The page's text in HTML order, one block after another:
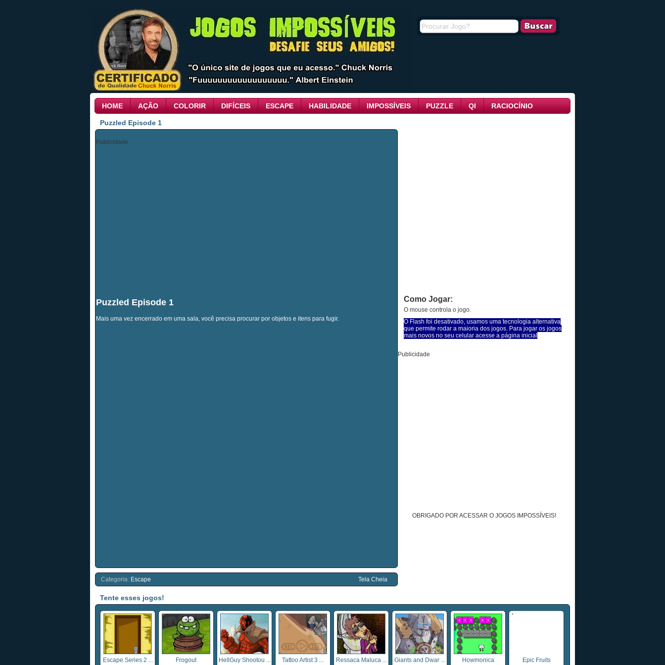
HOME AÇÃO COLORIR DIFÍCEIS ESCAPE HABILIDADE IMPOSSÍVEIS PUZZLE QI RACIOCÍNIO
Puzzled Episode 1
Publicidade
Puzzled Episode 1
Mais uma vez encerrado em uma sala, você precisa procurar por objetos e itens para fugir.
Categoria: Escape Tela Cheia
Como Jogar:
O mouse controla o jogo.
O Flash foi desativado, usamos uma tecnologia alternativa
que permite rodar a maioria dos jogos. Para jogar os jogos
mais novos no seu celular acesse a página inicial
Publicidade
OBRIGADO POR ACESSAR O JOGOS IMPOSSÍVEIS!
Tente esses jogos!
Escape Series 2 ... Frogout HellGuy Shootou ... Tattoo Artist 3 ... Ressaca Maluca ... Giants and Dwar ... Howmonica Epic Fruits